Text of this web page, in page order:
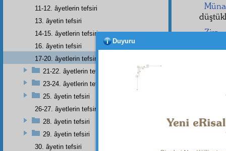
Zira,
hak
11-12. âyetlerin tefsiri
13. âyetin tefsiri
14-15. âyetlerin tefsiri
16. âyetin tefsiri
17-20. âyetlerin tefsiri
21-22. âyetlerin tefsiri
23-24. âyetlerin tefsiri
25. âyetin tefsiri
26-27. âyetlerin tefsiri
28. âyetin tefsiri
29. âyetin tefsiri
30. âyetin tefsiri
Duyuru